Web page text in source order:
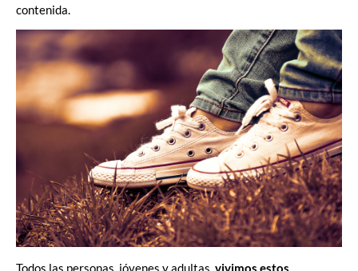
contenida.
Todos las personas, jóvenes y adultas,vivimos estos